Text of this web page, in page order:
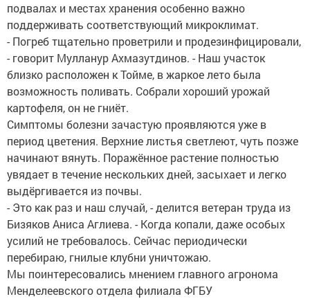
подвалах и местах хранения особенно важно
поддерживать соответствующий микроклимат.
- Погреб тщательно проветрили и продезинфицировали,
- говорит Мулланур Ахмазутдинов. - Наш участок
близко расположен к Тойме, в жаркое лето была
возможность поливать. Собрали хороший урожай
картофеля, он не гниёт.
Симптомы болезни зачастую проявляются уже в
период цветения. Верхние листья светлеют, чуть позже
начинают вянуть. Поражённое растение полностью
увядает в течение нескольких дней, засыхает и легко
выдёргивается из почвы.
- Это как раз и наш случай, - делится ветеран труда из
Бизяков Аниса Аглиева. - Когда копали, даже особых
усилий не требовалось. Сейчас периодически
перебираю, гнилые клубни уничтожаю.
Мы поинтересовались мнением главного агронома
Менделеевского отдела филиала ФГБУ